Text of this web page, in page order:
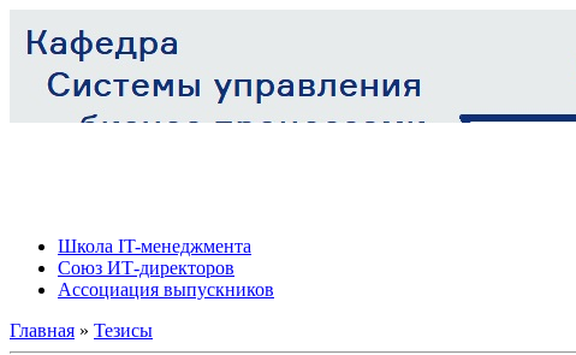
Школа IT-менеджмента
Союз ИТ-директоров
Ассоциация выпускников
Главная » Тезисы